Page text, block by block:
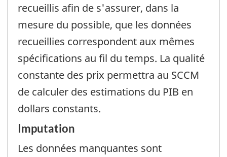
recueillis afin de s'assurer, dans la
mesure du possible, que les données
recueillies correspondent aux mêmes
spécifications au fil du temps. La qualité
constante des prix permettra au SCCM
de calculer des estimations du PIB en
dollars constants.
Imputation
Les données manquantes sont